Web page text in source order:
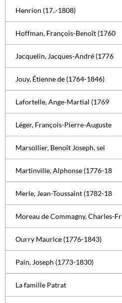
Henrion (17..-1808)
Hoffman, François-Benoît (1760
Jacquelin, Jacques-André (1776
Jouy, Étienne de (1764-1846)
Lafortelle, Ange-Martial (1769
Léger, François-Pierre-Auguste
Marsollier, Benoît Joseph, sei
Martinville, Alphonse (1776-18
Merle, Jean-Toussaint (1782-18
Moreau de Commagny, Charles-Fr
Ourry Maurice (1776-1843)
Pain, Joseph (1773-1830)
La famille Patrat